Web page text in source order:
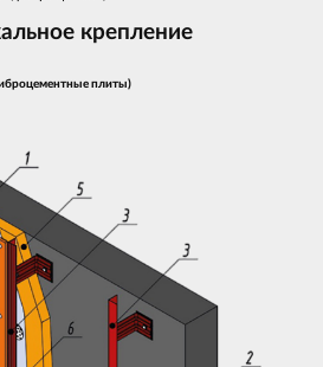
крепление
плиты)